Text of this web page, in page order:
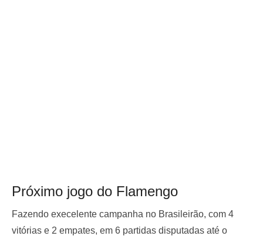
Próximo jogo do Flamengo
Fazendo execelente campanha no Brasileirão, com 4
vitórias e 2 empates, em 6 partidas disputadas até o